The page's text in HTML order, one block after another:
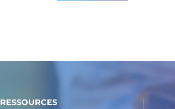
RESSOURCES